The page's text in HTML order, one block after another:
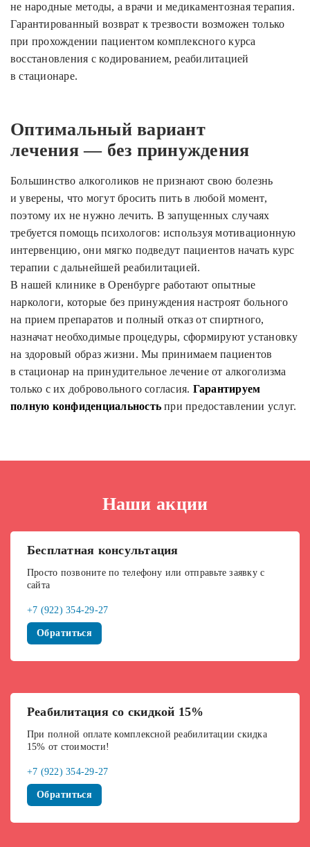
не народные методы, а врачи и медикаментозная терапия.
Гарантированный возврат к трезвости возможен только
при прохождении пациентом комплексного курса
восстановления с кодированием, реабилитацией
в стационаре.
Оптимальный вариант
лечения — без принуждения
Большинство алкоголиков не признают свою болезнь
и уверены, что могут бросить пить в любой момент,
поэтому их не нужно лечить. В запущенных случаях
требуется помощь психологов: используя мотивационную
интервенцию, они мягко подведут пациентов начать курс
терапии с дальнейшей реабилитацией.
В нашей клинике в Оренбурге работают опытные
наркологи, которые без принуждения настроят больного
на прием препаратов и полный отказ от спиртного,
назначат необходимые процедуры, сформируют установку
на здоровый образ жизни. Мы принимаем пациентов
в стационар на принудительное лечение от алкоголизма
только с их добровольного согласия. Гарантируем
полную конфиденциальность при предоставлении услуг.
Наши акции
Бесплатная консультация
Просто позвоните по телефону или отправьте заявку с
сайта
+7 (922) 354-29-27
Обратиться
Реабилитация со скидкой 15%
При полной оплате комплексной реабилитации скидка
15% от стоимости!
+7 (922) 354-29-27
Обратиться